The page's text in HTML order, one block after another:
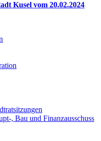
Kusel vom 20.02.2024
, Bau und Finanzausschuss